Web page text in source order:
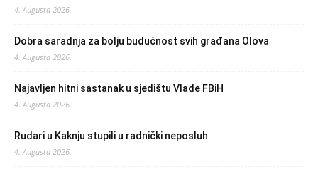
4. Augusta 2026.
Dobra saradnja za bolju budućnost svih građana Olova
4. Augusta 2026.
Najavljen hitni sastanak u sjedištu Vlade FBiH
4. Augusta 2026.
Rudari u Kaknju stupili u radnički neposluh
4. Augusta 2026.